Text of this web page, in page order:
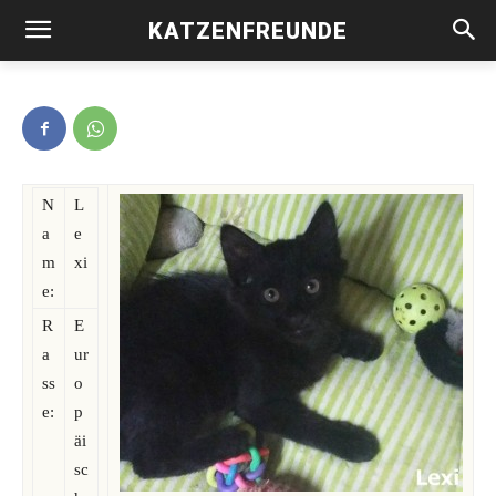
KATZENFREUNDE
Lexi -vermittelt-
N
a
m
e:
L
e
xi
R
a
ss
e:
E
ur
o
p
äi
sc